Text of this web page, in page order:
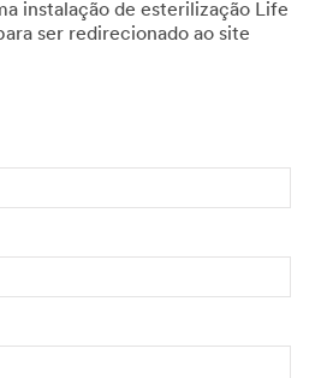
instalação de esterilização Life
ser redirecionado ao site